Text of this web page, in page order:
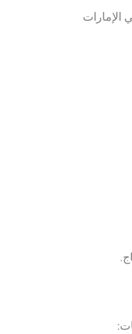
الإمارات